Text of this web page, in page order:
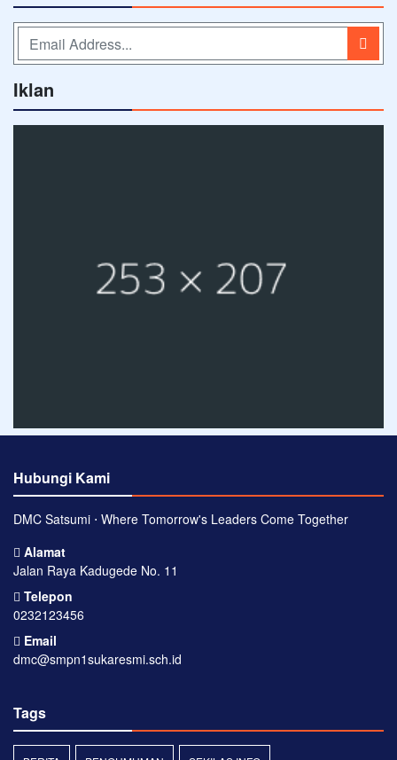
Iklan
Hubungi Kami
DMC Satsumi ⋅ Where Tomorrow's Leaders Come Together
Alamat
Jalan Raya Kadugede No. 11
Telepon
0232123456
Email
dmc@smpn1sukaresmi.sch.id
Tags